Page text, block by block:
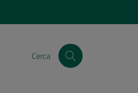
Cerca